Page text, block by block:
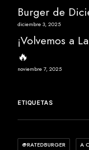
Burger de
diciembre 3, 2025
¡Volvemos a
🔥
noviembre 7, 2025
ETIQUETAS
@RATEDBURGER A